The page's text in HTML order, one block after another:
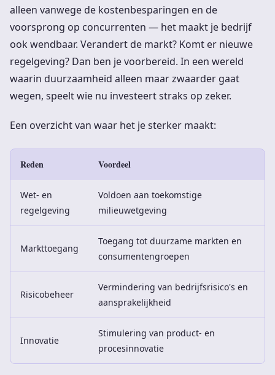
alleen vanwege de kostenbesparingen en de
voorsprong op concurrenten — het maakt je bedrijf
ook wendbaar. Verandert de markt? Komt er nieuwe
regelgeving? Dan ben je voorbereid. In een wereld
waarin duurzaamheid alleen maar zwaarder gaat
wegen, speelt wie nu investeert straks op zeker.
Een overzicht van waar het je sterker maakt:
Reden Voordeel
Wet- en
regelgeving
Voldoen aan toekomstige
milieuwetgeving
Markttoegang
Toegang tot duurzame markten en
consumentengroepen
Risicobeheer
Vermindering van bedrijfsrisico's en
aansprakelijkheid
Innovatie
Stimulering van product- en
procesinnovatie